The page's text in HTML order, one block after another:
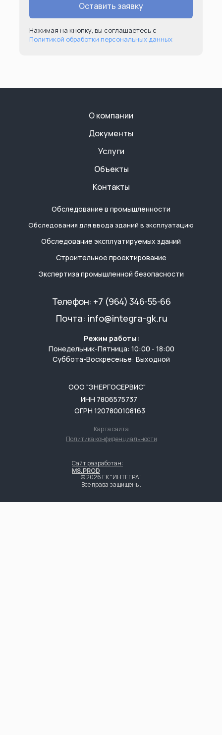
Оставить заявку
Нажимая на кнопку, вы соглашаетесь с
Политикой обработки персональных данных
Скидка 10%на комплексное
© 2026 ГК "ИНТЕГРА".
Все права защищены.
Сайт разработан:
MS.PROD
О компании
Услуги
Объекты
Контакты
Обследование в промышленности
Обследования для ввода зданий в эксплуатацию
Строительное проектирование
Экспертиза промышленной безопасности
Политика конфиденциальности
Обследование эксплуатируемых зданий
Телефон: +7 (964) 346-55-66
Режим работы:
Понедельник-Пятница: 10:00 - 18:00
Суббота-Воскресенье: Выходной
Карта сайта
Документы
ИНН 7806575737
ОГРН 1207800108163
Почта: info@integra-gk.ru
ООО "ЭНЕРГОСЕРВИС"